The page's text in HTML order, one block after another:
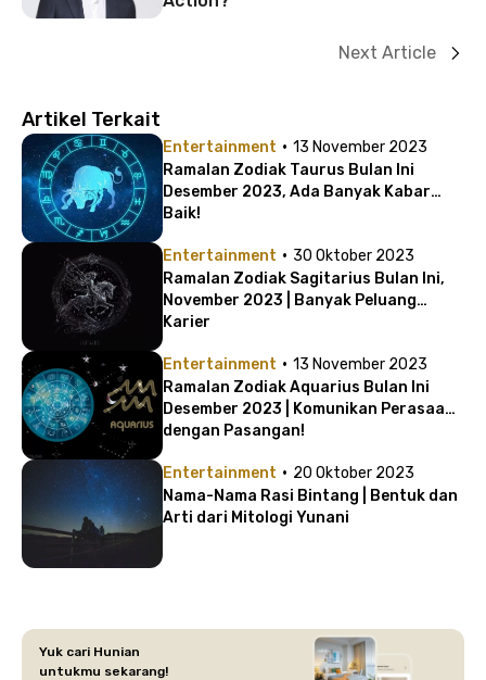
Next Article
Artikel Terkait
Entertainment · 13 November 2023
Ramalan Zodiak Taurus Bulan Ini
Desember 2023, Ada Banyak Kabar
Baik!
Entertainment · 30 Oktober 2023
Ramalan Zodiak Sagitarius Bulan Ini,
November 2023 | Banyak Peluang
Karier
Entertainment · 13 November 2023
Ramalan Zodiak Aquarius Bulan Ini
Desember 2023 | Komunikan Perasaan
dengan Pasangan!
Entertainment · 20 Oktober 2023
Nama-Nama Rasi Bintang | Bentuk dan
Arti dari Mitologi Yunani
Yuk cari Hunian
untukmu sekarang!